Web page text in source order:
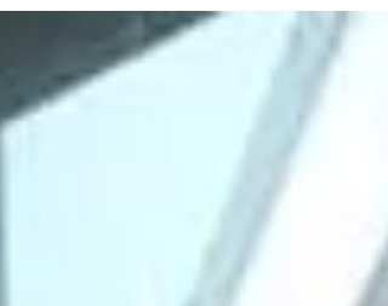
ユニフォーム姿が印象的でした✨ ゲームも
盛り上がって会場の熱気も凄かったです⤴️⤴️
明るいお二人はきっと幸せになりますね
また当店にも遊びにいらしてください❤️